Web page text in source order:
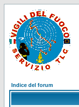
Indice del forum